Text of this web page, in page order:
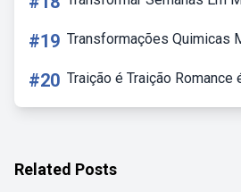
#19 Transformações Quimicas
#20 Traição é Traição Romance
Related Posts